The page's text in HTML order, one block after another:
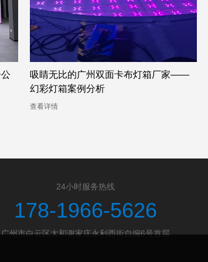
吸睛无比的广州双面卡布灯箱厂家——
幻彩灯箱案例分析
查看详情
24小时服务热线
178-1966-5626
广州市白云区太和谢家庄永利西街自编6号首层